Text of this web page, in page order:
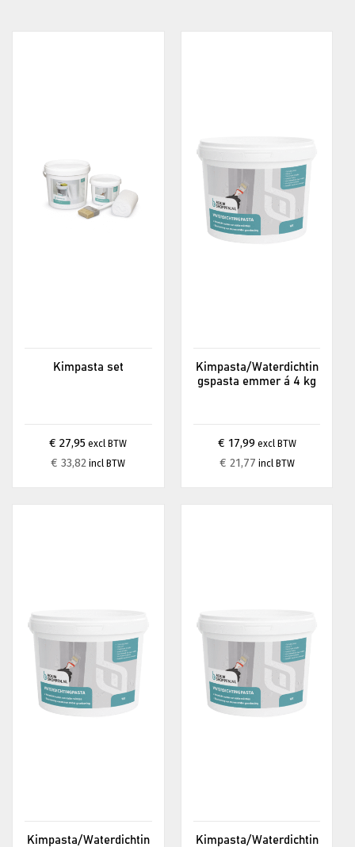
Kimpasta set
€ 27,95 excl BTW
€ 33,82 incl BTW
Kimpasta/Waterdichtin
gspasta emmer á 4 kg
€ 17,99excl BTW
€ 21,77 incl BTW
Kimpasta/Waterdichtin
Kimpasta/Waterdichtin